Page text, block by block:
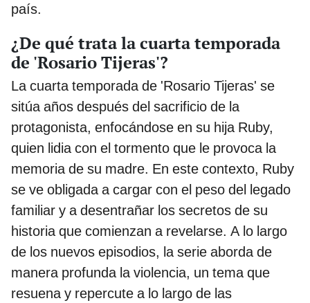
país.
¿De qué trata la cuarta temporada
de 'Rosario Tijeras'?
La cuarta temporada de 'Rosario Tijeras' se
sitúa años después del sacrificio de la
protagonista, enfocándose en su hija Ruby,
quien lidia con el tormento que le provoca la
memoria de su madre. En este contexto, Ruby
se ve obligada a cargar con el peso del legado
familiar y a desentrañar los secretos de su
historia que comienzan a revelarse. A lo largo
de los nuevos episodios, la serie aborda de
manera profunda la violencia, un tema que
resuena y repercute a lo largo de las